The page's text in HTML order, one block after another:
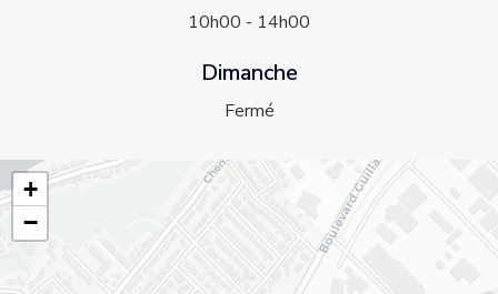
10h00 - 14h00
Dimanche
Fermé
+
−